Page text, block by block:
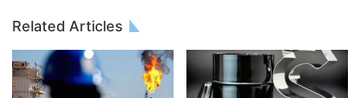
Related Articles